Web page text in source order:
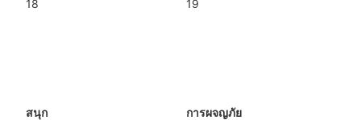
สนุก การผจญภัย